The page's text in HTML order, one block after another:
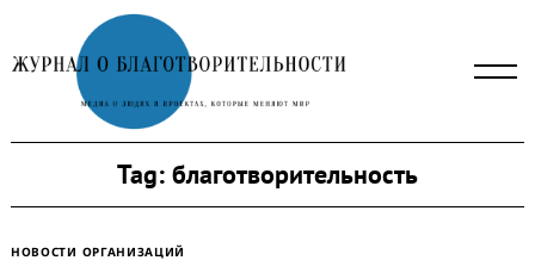
to
content
Tag: благотворительность
НОВОСТИ ОРГАНИЗАЦИЙ